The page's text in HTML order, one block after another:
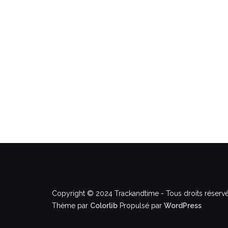
Copyright © 2024 Trackandtime - Tous droits
Thème par Colorlib Propulsé par WordPress